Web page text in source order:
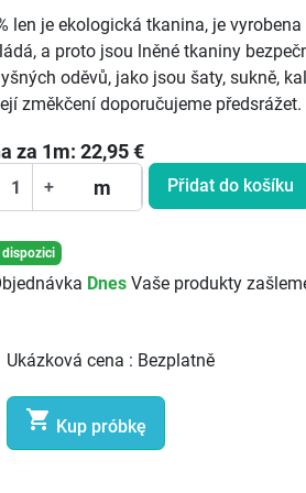
len je ekologická tkanina, je
a proto jsou lněné tkaniny
oděvů, jako jsou šaty, sukně,
změkčení doporučujeme
za 1m: 22,95€
+ m Přidat do košíku
dispozici
Dnes Vaše produkty
Ukázková cena : Bezplatně
 Kup próbkę